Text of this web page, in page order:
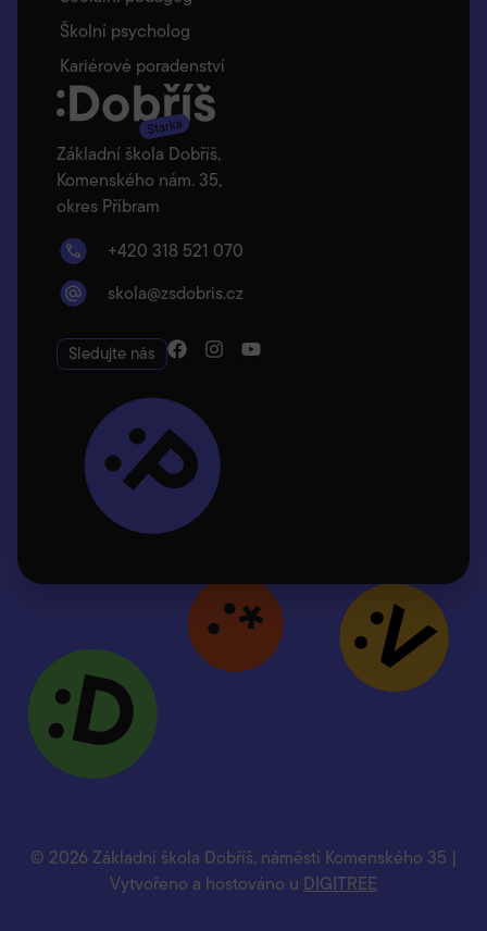
Základní škola Dobříš,
Komenského nám. 35,
okres Příbram
+420 318 521 070
skola@zsdobris.cz
Sledujte nás
Školní psycholog
Kariérové poradenství
© 2026 Základní škola Dobříš, náměstí Komenského 35 |
Vytvořeno a hostováno u DIGITREE